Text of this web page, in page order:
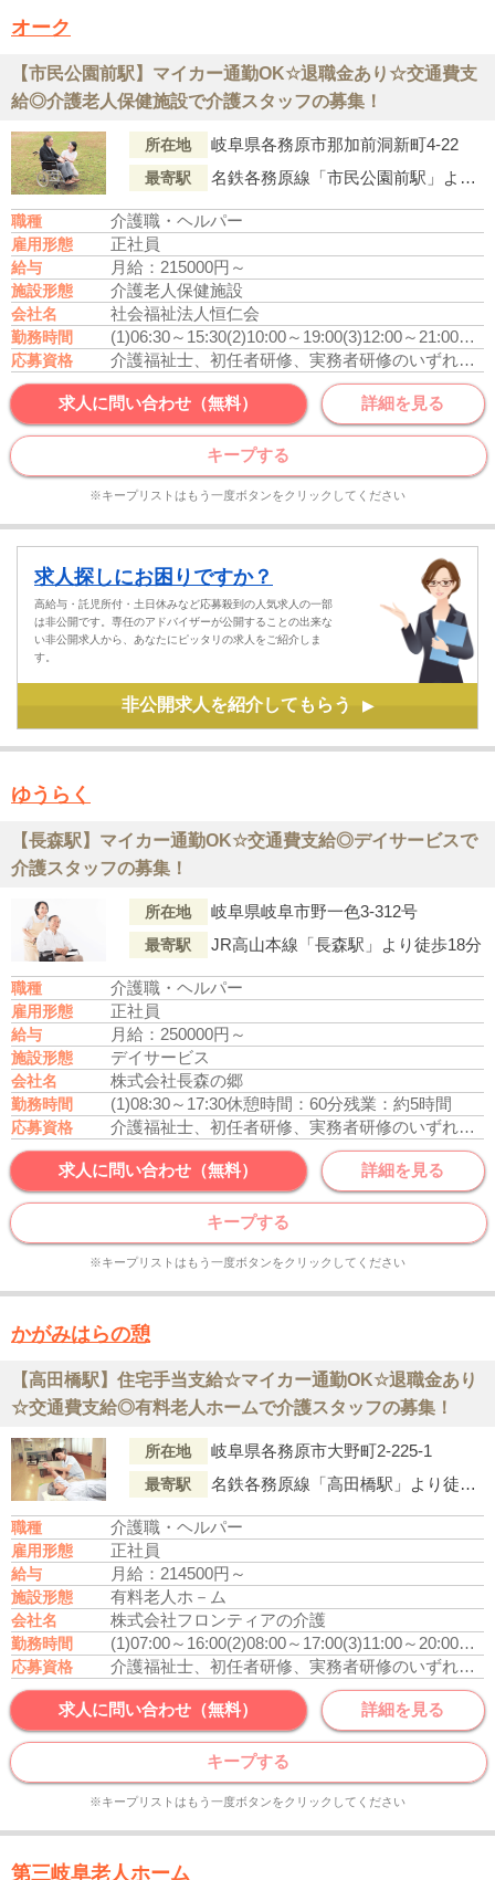
オーク
【市民公園前駅】マイカー通勤OK☆退職金あり☆交通費支
給◎介護老人保健施設で介護スタッフの募集！
所在地 岐阜県各務原市那加前洞新町4-22
最寄駅 名鉄各務原線「市民公園前駅」より徒歩11分
職種 介護職・ヘルパー
雇用形態 正社員
給与 月給：215000円～
施設形態 介護老人保健施設
会社名 社会福祉法人恒仁会
勤務時間 (1)06:30～15:30(2)10:00～19:00(3)12:00～21:00休
応募資格 介護福祉士、初任者研修、実務者研修のいずれかの資格をお持ちの方
求人に問い合わせ（無料） 詳細を見る
キープする
※キープリストはもう一度ボタンをクリックしてください
求人探しにお困りですか？
高給与・託児所付・土日休みなど応募殺到の人気求人の一部
は非公開です。専任のアドバイザーが公開することの出来な
い非公開求人から、あなたにピッタリの求人をご紹介しま
す。
非公開求人を紹介してもらう ▶
ゆうらく
【長森駅】マイカー通勤OK☆交通費支給◎デイサービスで
介護スタッフの募集！
所在地 岐阜県岐阜市野一色3-312号
最寄駅 JR高山本線「長森駅」より徒歩18分
職種 介護職・ヘルパー
雇用形態 正社員
給与 月給：250000円～
施設形態 デイサービス
会社名 株式会社長森の郷
勤務時間 (1)08:30～17:30休憩時間：60分残業：約5時間
応募資格 介護福祉士、初任者研修、実務者研修のいずれかの資格をお持ちの方
求人に問い合わせ（無料） 詳細を見る
キープする
※キープリストはもう一度ボタンをクリックしてください
かがみはらの憩
【高田橋駅】住宅手当支給☆マイカー通勤OK☆退職金あり
☆交通費支給◎有料老人ホームで介護スタッフの募集！
所在地 岐阜県各務原市大野町2-225-1
最寄駅 名鉄各務原線「高田橋駅」より徒歩16分
職種 介護職・ヘルパー
雇用形態 正社員
給与 月給：214500円～
施設形態 有料老人ホ－ム
会社名 株式会社フロンティアの介護
勤務時間 (1)07:00～16:00(2)08:00～17:00(3)11:00～20:00休
応募資格 介護福祉士、初任者研修、実務者研修のいずれかの資格をお持ちの方
求人に問い合わせ（無料） 詳細を見る
キープする
※キープリストはもう一度ボタンをクリックしてください
第三岐阜老人ホーム